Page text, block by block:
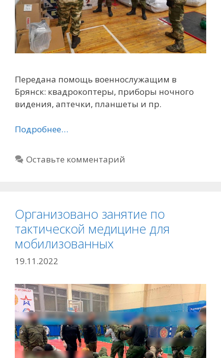
Передана помощь военнослужащим в
Брянск: квадрокоптеры, приборы ночного
видения, аптечки, планшеты и пр.
Подробнее…
Оставьте комментарий
Организовано занятие по
тактической медицине для
мобилизованных
19.11.2022